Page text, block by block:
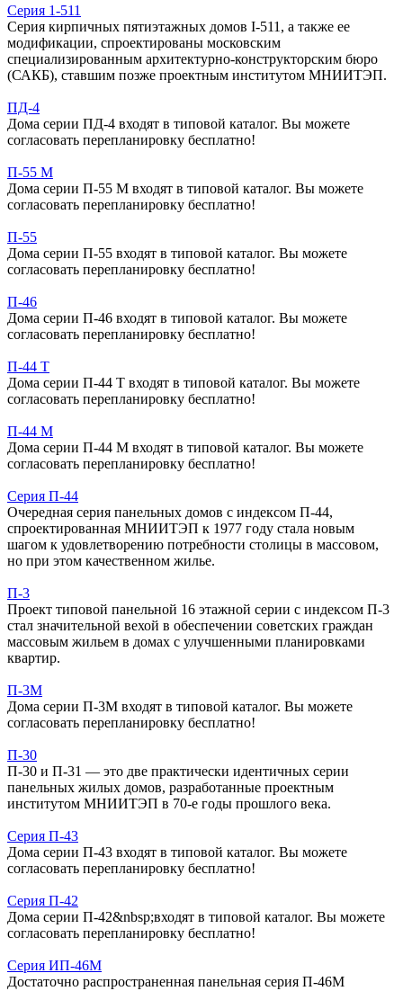
Серия 1-511
Серия кирпичных пятиэтажных домов I-511, а также ее
модификации, спроектированы московским
специализированным архитектурно-конструкторским бюро
(САКБ), ставшим позже проектным институтом МНИИТЭП.
ПД-4
Дома серии ПД-4 входят в типовой каталог. Вы можете
согласовать перепланировку бесплатно!
П-55 М
Дома серии П-55 М входят в типовой каталог. Вы можете
согласовать перепланировку бесплатно!
П-55
Дома серии П-55 входят в типовой каталог. Вы можете
согласовать перепланировку бесплатно!
П-46
Дома серии П-46 входят в типовой каталог. Вы можете
согласовать перепланировку бесплатно!
П-44 Т
Дома серии П-44 Т входят в типовой каталог. Вы можете
согласовать перепланировку бесплатно!
П-44 М
Дома серии П-44 М входят в типовой каталог. Вы можете
согласовать перепланировку бесплатно!
Серия П-44
Очередная серия панельных домов с индексом П-44,
спроектированная МНИИТЭП к 1977 году стала новым
шагом к удовлетворению потребности столицы в массовом,
но при этом качественном жилье.
П-3
Проект типовой панельной 16 этажной серии с индексом П-3
стал значительной вехой в обеспечении советских граждан
массовым жильем в домах с улучшенными планировками
квартир.
П-3М
Дома серии П-3М входят в типовой каталог. Вы можете
согласовать перепланировку бесплатно!
П-30
П-30 и П-31 — это две практически идентичных серии
панельных жилых домов, разработанные проектным
институтом МНИИТЭП в 70-е годы прошлого века.
Серия П-43
Дома серии П-43 входят в типовой каталог. Вы можете
согласовать перепланировку бесплатно!
Серия П-42
Дома серии П-42&nbsp;входят в типовой каталог. Вы можете
согласовать перепланировку бесплатно!
Серия ИП-46М
Достаточно распространенная панельная серия П-46М